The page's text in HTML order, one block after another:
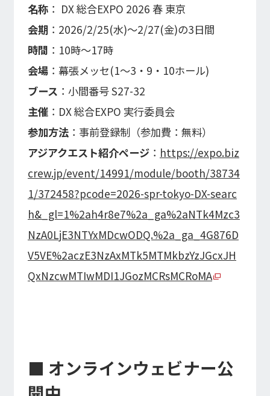
名称： DX 総合EXPO 2026 春 東京
会期 ：2026/2/25(水)〜2/27(金)の3日間
時間 ：10時～17時
会場：幕張メッセ(1～3・9・10ホール)
ブース ：小間番号 S27-32
主催：DX 総合EXPO 実行委員会
参加方法：事前登録制（参加費：無料）
アジアクエスト紹介ページ： https://expo.biz
crew.jp/event/14991/module/booth/38734
1/372458?pcode=2026-spr-tokyo-DX-searc
h&_gl=1%2ah4r8e7%2a_ga%2aNTk4Mzc3
NzA0LjE3NTYxMDcwODQ.%2a_ga_4G876D
V5VE%2aczE3NzAxMTk5MTMkbzYzJGcxJH
QxNzcwMTIwMDI1JGozMCRsMCRoMA
■ オンラインウェビナー公